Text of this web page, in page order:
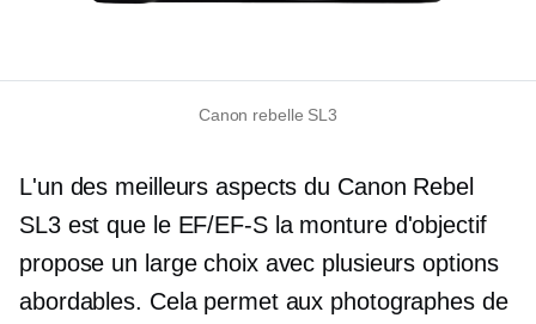
Canon rebelle SL3
L'un des meilleurs aspects du Canon Rebel
SL3 est que le EF/EF-Sla monture d'objectif
propose un large choix avec plusieurs options
abordables. Cela permet aux photographes de